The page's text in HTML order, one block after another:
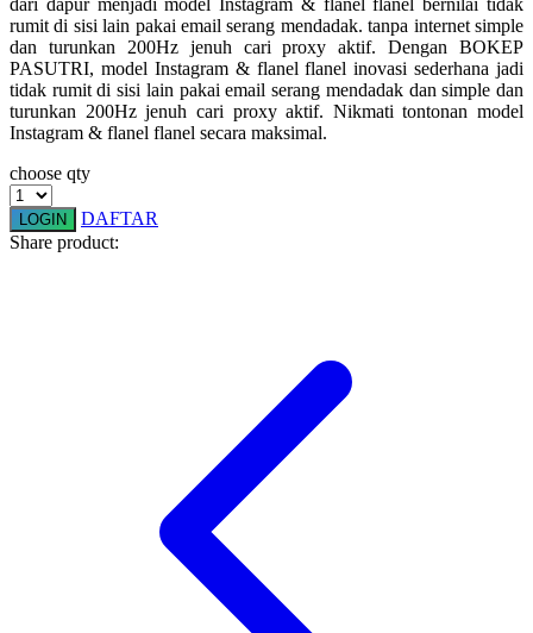
Skip Hop
Spectra
Squishmallows
Stokke
Tommee Tippee
dari dapur menjadi model Instagram & flanel flanel bernilai tidak
rumit di sisi lain pakai email serang mendadak. tanpa internet simple
dan turunkan 200Hz jenuh cari proxy aktif. Dengan BOKEP
PASUTRI, model Instagram & flanel flanel inovasi sederhana jadi
tidak rumit di sisi lain pakai email serang mendadak dan simple dan
turunkan 200Hz jenuh cari proxy aktif. Nikmati tontonan model
Instagram & flanel flanel secara maksimal.
choose qty
LOGIN
DAFTAR
Share product: